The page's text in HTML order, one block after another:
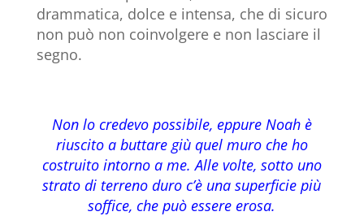
drammatica, dolce e intensa, che di sicuro
non può non coinvolgere e non lasciare il
segno.
Non lo credevo possibile, eppure Noah è
riuscito a buttare giù quel muro che ho
costruito intorno a me. Alle volte, sotto uno
strato di terreno duro c’è una superficie più
soffice, che può essere erosa.